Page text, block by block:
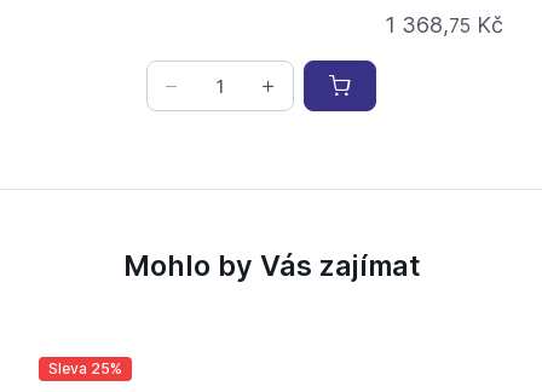
1 368,75 Kč
Mohlo by Vás zajímat
Sleva 25%